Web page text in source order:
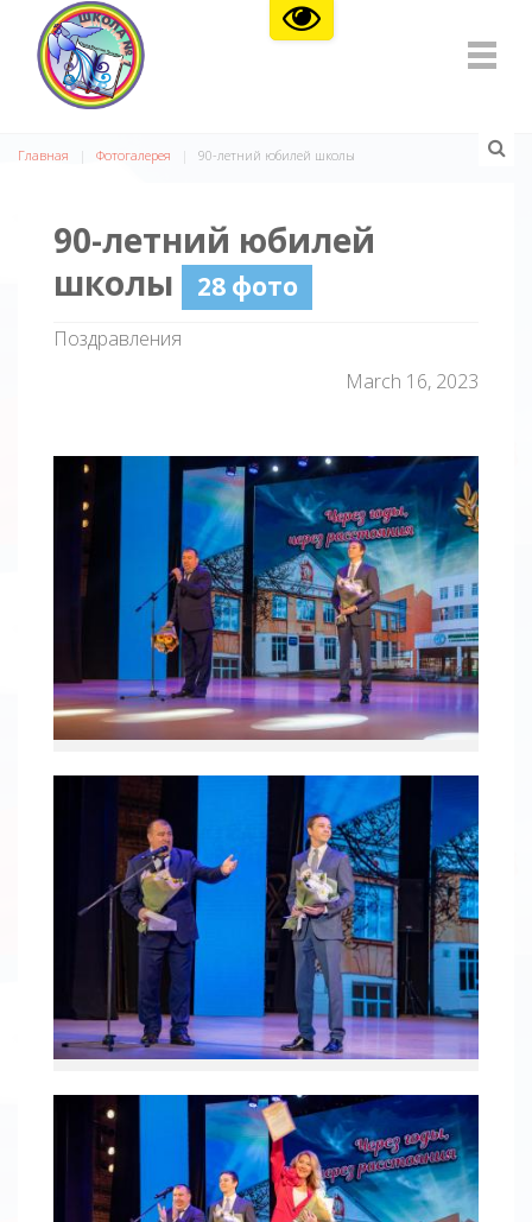
Главная Фотогалерея 90-летний юбилей школы
90-летний юбилей
школы
28 фото
Поздравления
March 16, 2023